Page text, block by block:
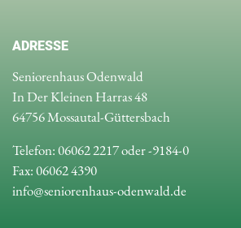
ADRESSE
Seniorenhaus Odenwald
In Der Kleinen Harras 48
64756 Mossautal-Güttersbach
Telefon: 06062 2217 oder -9184-0
Fax: 06062 4390
info@seniorenhaus-odenwald.de